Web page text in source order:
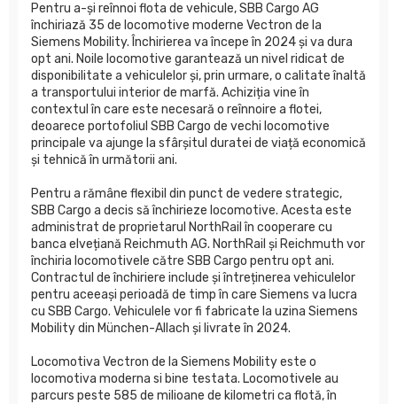
Pentru a-și reînnoi flota de vehicule, SBB Cargo AG
închiriază 35 de locomotive moderne Vectron de la
Siemens Mobility. Închirierea va începe în 2024 și va dura
opt ani. Noile locomotive garantează un nivel ridicat de
disponibilitate a vehiculelor și, prin urmare, o calitate înaltă
a transportului interior de marfă. Achiziția vine în
contextul în care este necesară o reînnoire a flotei,
deoarece portofoliul SBB Cargo de vechi locomotive
principale va ajunge la sfârșitul duratei de viață economică
și tehnică în următorii ani.
Pentru a rămâne flexibil din punct de vedere strategic,
SBB Cargo a decis să închirieze locomotive. Acesta este
administrat de proprietarul NorthRail în cooperare cu
banca elvețiană Reichmuth AG. NorthRail și Reichmuth vor
închiria locomotivele către SBB Cargo pentru opt ani.
Contractul de închiriere include și întreținerea vehiculelor
pentru aceeași perioadă de timp în care Siemens va lucra
cu SBB Cargo. Vehiculele vor fi fabricate la uzina Siemens
Mobility din München-Allach și livrate în 2024.
Locomotiva Vectron de la Siemens Mobility este o
locomotiva moderna si bine testata. Locomotivele au
parcurs peste 585 de milioane de kilometri ca flotă, în